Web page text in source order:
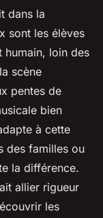
dans la
sont les élèves
humain, loin des
scène
pentes de
bien
à cette
des familles ou
la différence.
allier rigueur
les